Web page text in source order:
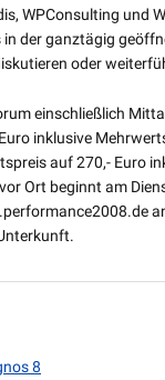
WPConsulting und
der ganztägig
oder
einschließlich
inklusive
auf 270,- Euro
Ort beginnt am
8